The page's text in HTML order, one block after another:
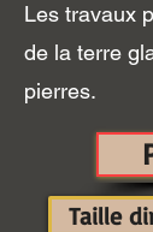
Les travaux
de la terre
pierres.
Taille